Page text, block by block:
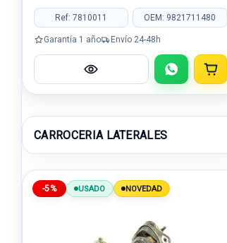
Ref: 7810011 OEM: 9821711480
Garantía 1 año Envío 24-48h
CARROCERIA LATERALES
-5% USADO NOVEDAD